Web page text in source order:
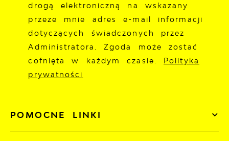
POMOCNE LINKI
drogą elektroniczną na wskazany
przeze mnie adres e-mail informacji
dotyczących świadczonych przez
Administratora. Zgoda może zostać
cofnięta w każdym czasie. Polityka
prywatności